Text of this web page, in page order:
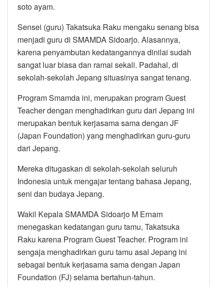
soto ayam.
Sensei (guru) Takatsuka Raku mengaku senang bisa
menjadi guru di SMAMDA Sidoarjo. Alasannya,
karena penyambutan kedatangannya dinilai sudah
sangat luar biasa dan ramai sekali. Padahal, di
sekolah-sekolah Jepang situasinya sangat tenang.
Program Smamda ini, merupakan program Guest
Teacher dengan menghadirkan guru dari Jepang ini
merupakan bentuk kerjasama sama dengan JF
(Japan Foundation) yang menghadirkan guru-guru
dari Jepang.
Mereka ditugaskan di sekolah-sekolah seluruh
Indonesia untuk mengajar tentang bahasa Jepang,
seni dan budaya Jepang.
Wakil Kepala SMAMDA Sidoarjo M Ernam
menegaskan kedatangan guru tamu, Takatsuka
Raku karena Program Guest Teacher. Program ini
sengaja menghadirkan guru tamu asal Jepang ini
sebagai bentuk kerjasama sama dengan Japan
Foundation (FJ) selama bertahun-tahun.